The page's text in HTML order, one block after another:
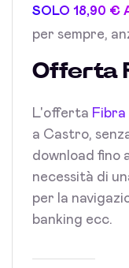
SOLO 18,90 €
per sempre,
Offerta
L'offerta
a Castro,
download fino
necessità di
per la
banking ecc.